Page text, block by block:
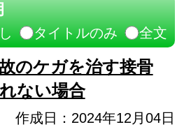
タイトルのみ 全文
のケガを治す接骨
ない場合
作成日：2024年12月04日